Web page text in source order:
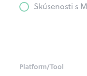
Skúsenosti s
Platform/Tool